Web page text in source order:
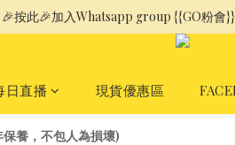
🎉按此🎉加入Whatsapp group {{GO粉會
日直播 現貨優惠區
養，不包人為損壞)